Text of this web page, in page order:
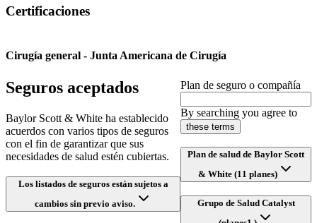
Certificaciones
Cirugía general - Junta Americana de Cirugía
Seguros aceptados
Baylor Scott & White ha establecido
acuerdos con varios tipos de seguros
con el fin de garantizar que sus
necesidades de salud estén cubiertas.
Los listados de seguros están sujetos a
cambios sin previo aviso.
Plan de seguro o compañía
By searching you agree to
these terms
Plan de salud de Baylor Scott
& White (11 planes)
Grupo de Salud Catalyst